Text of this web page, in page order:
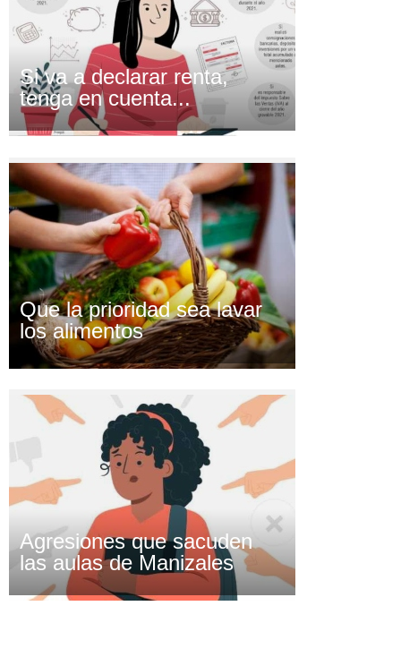
Si va a declarar renta,
tenga en cuenta...
Que la prioridad sea lavar
los alimentos
Agresiones que sacuden
las aulas de Manizales